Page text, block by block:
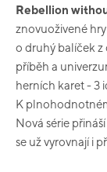
Rebellion
znovuoživené
o druhý balíček z
příběh a
herních karet - 3
K
Nová série
se už vyrovnají i